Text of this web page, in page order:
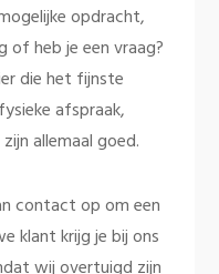
opdracht,
of heb je een vraag?
die het fijnste
afspraak,
allemaal goed.
contact op om een
klant krijg je bij ons
wij overtuigd zijn